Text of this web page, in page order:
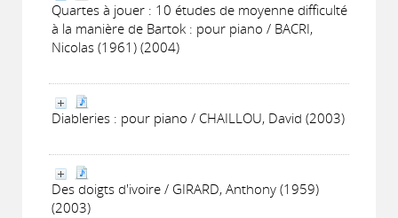
Quartes à jouer : 10 études de moyenne difficulté
à la manière de Bartok : pour piano / BACRI,
Nicolas (1961) (2004)
Diableries : pour piano / CHAILLOU, David (2003)
Des doigts d'ivoire / GIRARD, Anthony (1959)
(2003)